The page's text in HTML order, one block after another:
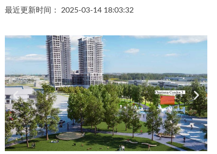
楼花大全
楼花地图
楼花转让专区
多伦多市中心楼花项目
怡陶碧谷社区介绍
怡陶碧谷楼花项目
北约克楼花项目
最近更新时间： 2025-03-14 18:03:32